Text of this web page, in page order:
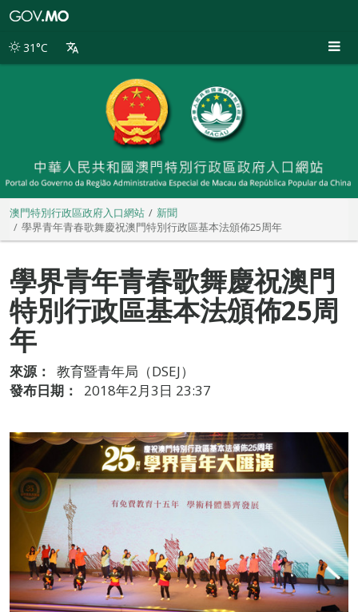
別
31°C
澳門特別行政區政府入口網站
新聞
學界青年青春歌舞慶祝澳門特別行政區基本法頒佈25周年
學界青年青春歌舞慶祝澳門
特別行政區基本法頒佈25周
年
來源：
教育暨青年局（DSEJ）
發布日期：
2018年2月3日 23:37